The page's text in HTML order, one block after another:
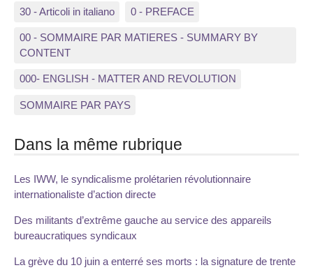
30 - Articoli in italiano 0 - PREFACE
00 - SOMMAIRE PAR MATIERES - SUMMARY BY
CONTENT
000- ENGLISH - MATTER AND REVOLUTION
SOMMAIRE PAR PAYS
Dans la même rubrique
Les IWW, le syndicalisme prolétarien révolutionnaire
internationaliste d’action directe
Des militants d’extrême gauche au service des appareils
bureaucratiques syndicaux
La grève du 10 juin a enterré ses morts : la signature de trente